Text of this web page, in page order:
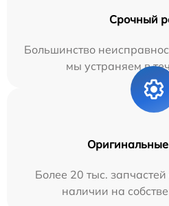
Срочный
Большинство
мы устраняем в
Оригинальные
Более 20 тыс.
наличии на